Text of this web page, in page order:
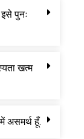
पुनः
खत्म
असमर्थ हूँ.